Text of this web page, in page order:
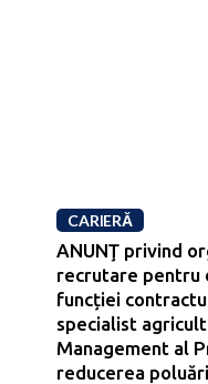
CARIERĂ
ANUNŢ privind
recrutare pentru
funcției
specialist
Management al
reducerea